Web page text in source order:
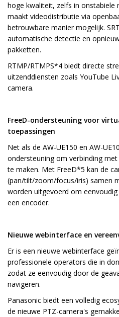
hoge kwaliteit, zelfs in onstabiele
maakt videodistributie via
betrouwbare manier mogelijk.
automatische detectie en
pakketten.
RTMP/RTMPS*4 biedt directe
uitzenddiensten zoals YouTube
camera.
FreeD-ondersteuning voor
toepassingen
Net als de AW-UE150 en AW-
ondersteuning om verbinding
te maken. Met FreeD*5 kan de
(pan/tilt/zoom/focus/iris) samen
worden uitgevoerd om
een encoder.
Nieuwe webinterface en
Er is een nieuwe webinterface
professionele operators die in
zodat ze eenvoudig door de
navigeren.
Panasonic biedt een volledig
de nieuwe PTZ-camera's